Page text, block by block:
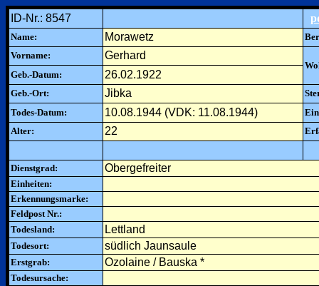
ID-Nr.: 8547
Name: Morawetz
Vorname:
Gerhard
Geb.-Datum:
26.02.1922
Geb.-Ort: Jibka
Todes-Datum:
10.08.1944 (VDK: 11.08.1944)
Alter:
22
Dienstgrad: Obergefreiter
Einheiten:
Erkennungsmarke:
Feldpost Nr.:
Todesland:
Lettland
Todesort: südlich Jaunsaule
Erstgrab: Ozolaine / Bauska *
Todesursache: